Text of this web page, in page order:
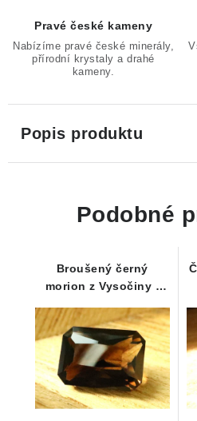
Pravé české kameny
Nabízíme pravé české minerály,
přírodní krystaly a drahé
kameny.
Popis produktu
Podobné
Broušený černý
morion z Vysočiny -